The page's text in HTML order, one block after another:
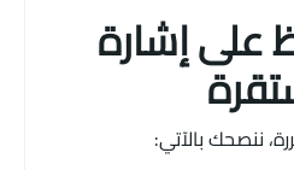
على إشارة
ننصحك بالآتي: